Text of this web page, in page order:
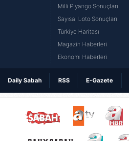
Milli Piyango Sonuçları
Sayısal Loto Sonuçları
Türkiye Haritası
Magazin Haberleri
Ekonomi Haberleri
Daily Sabah RSS E-Gazete